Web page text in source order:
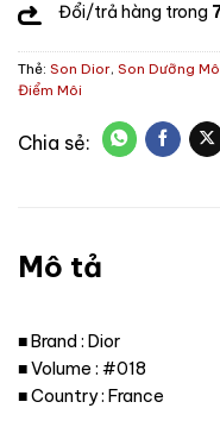
Đổi/trả hàng trong
Thẻ: Son Dior, Son Dưỡng
Điểm Môi
Mô tả
■ Brand : Dior
■ Volume : #018
■ Country : France